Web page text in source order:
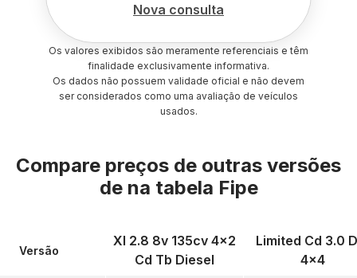
Nova consulta
Os valores exibidos são meramente referenciais e têm
finalidade exclusivamente informativa.
Os dados não possuem validade oficial e não devem
ser considerados como uma avaliação de veículos
usados.
Compare preços de outras versões
de na tabela Fipe
Versão
Xl 2.8 8v 135cv 4x2
Cd Tb Diesel
Limited Cd 3.0
4x4